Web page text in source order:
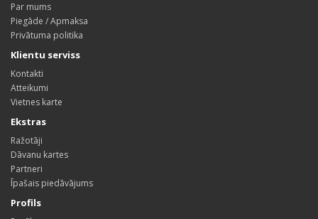
Par mums
Piegāde / Apmaksa
Privātuma politika
Klientu serviss
Kontakti
Atteikumi
Vietnes karte
Ekstras
Ražotāji
Dāvanu kartes
Partneri
Īpašais piedāvājums
Profils